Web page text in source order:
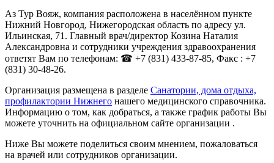
Аз Тур Вояж, компания расположена в населённом пункте
Нижний Новгород, Нижегородская область по адресу ул.
Ильинская, 71. Главный врач/директор Козина Наталия
Александровна и сотрудники учреждения здравоохранения
ответят Вам по телефонам: ☎ +7 (831) 433-87-85, Факс : +7
(831) 30-48-26.
Организация размещена в разделе Санатории, дома отдыха,
профилактории Нижнего нашего медицинского справочника.
Информацию о том, как добраться, а также график работы Вы
можете уточнить на официальном сайте организации .
Ниже Вы можете поделиться своим мнением, пожаловаться
на врачей или сотрудников организации.